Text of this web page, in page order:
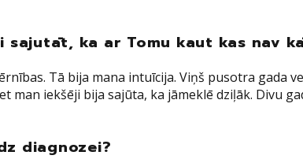
sajutāt, ka ar Tomu kaut kas nav
Tā bija mana intuīcija. Viņš pusotra
man iekšēji bija sajūta, ka jāmeklē dziļāk. Divu
diagnozei?